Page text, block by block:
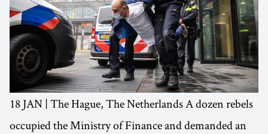
18 JAN | The Hague, The Netherlands A dozen rebels
occupied the Ministry of Finance and demanded an